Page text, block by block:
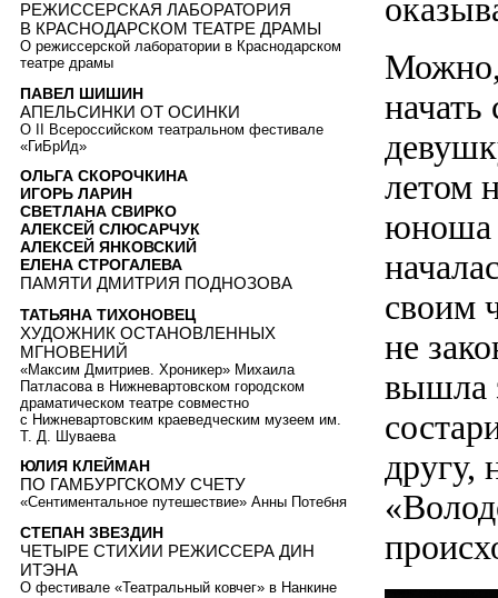
Можно,
летом
юноша
своим
не
вышла
другу,
РЕЖИССЕРСКАЯ ЛАБОРАТОРИЯ
В КРАСНОДАРСКОМ ТЕАТРЕ ДРАМЫ
О режиссерской лаборатории в Краснодарском
театре драмы
ПАВЕЛ ШИШИН
АПЕЛЬСИНКИ ОТ ОСИНКИ
О II Всероссийском театральном фестивале
«ГиБрИд»
ОЛЬГА СКОРОЧКИНА
ИГОРЬ ЛАРИН
СВЕТЛАНА СВИРКО
АЛЕКСЕЙ СЛЮСАРЧУК
АЛЕКСЕЙ ЯНКОВСКИЙ
ЕЛЕНА СТРОГАЛЕВА
ПАМЯТИ ДМИТРИЯ ПОДНОЗОВА
ТАТЬЯНА ТИХОНОВЕЦ
ХУДОЖНИК ОСТАНОВЛЕННЫХ
МГНОВЕНИЙ
«Максим Дмитриев. Хроникер» Михаила
Патласова в Нижневартовском городском
драматическом театре совместно
с Нижневартовским краеведческим музеем им.
Т. Д. Шуваева
ЮЛИЯ КЛЕЙМАН
ПО ГАМБУРГСКОМУ СЧЕТУ
«Сентиментальное путешествие» Анны Потебня
СТЕПАН ЗВЕЗДИН
ЧЕТЫРЕ СТИХИИ РЕЖИССЕРА ДИН
ИТЭНА
О фестивале «Театральный ковчег» в Нанкине